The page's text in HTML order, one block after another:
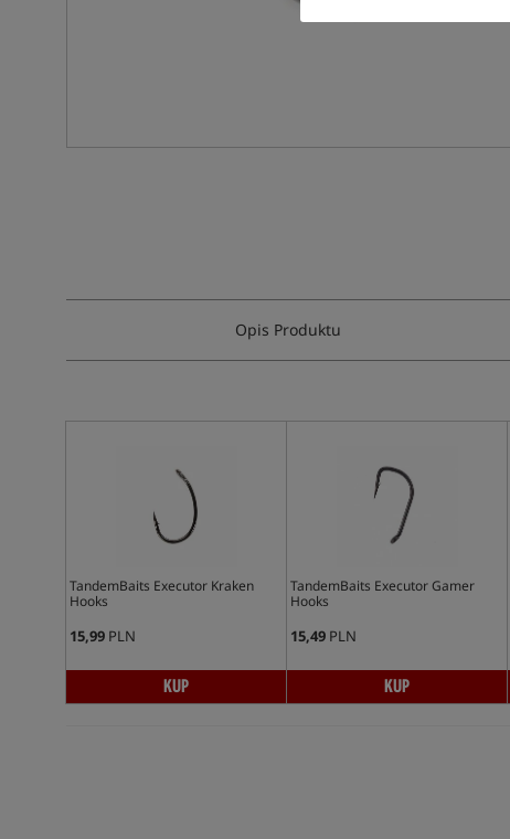
Opis Produktu
TandemBaits Executor Kraken
Hooks
15,99PLN
KUP
TandemBaits Executor Gamer
Hooks
15,49PLN
KUP